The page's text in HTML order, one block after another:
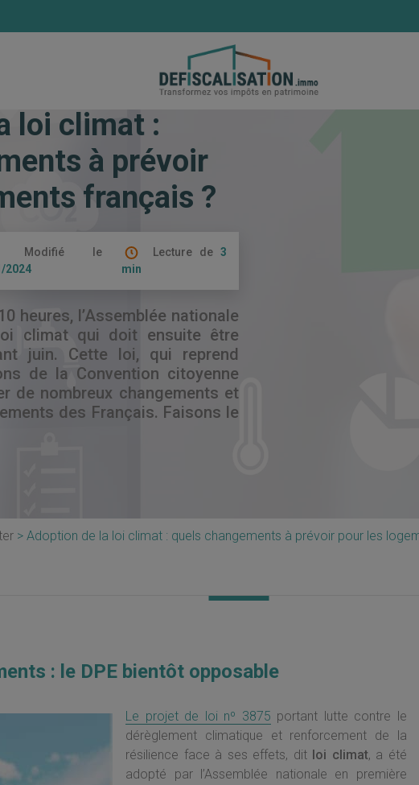
de la loi climat : quels changements à prévoir pour les logements
loi climat :
à prévoir
français ?
Modifié le
2024
Lecture de 3
min
heures, l’Assemblée nationale
climat qui doit ensuite être
juin. Cette loi, qui reprend
de la Convention citoyenne
de nombreux changements et
des Français. Faisons le
Adoption de la loi climat : quels changements à prévoir pour les
: le DPE bientôt opposable
Le projet de loi nº 3875 portant lutte contre le
dérèglement climatique et renforcement de la
résilience face à ses effets, dit loi climat, a été
adopté par l’Assemblée nationale en première